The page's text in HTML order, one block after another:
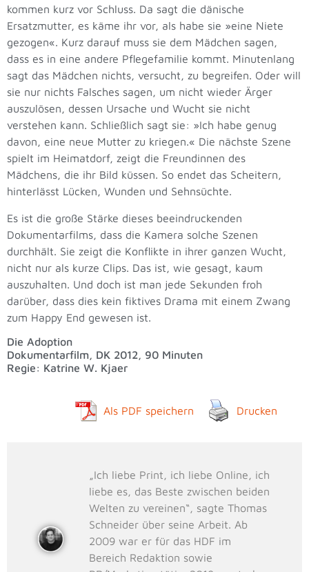
kommen kurz vor Schluss. Da sagt die dänische
Ersatzmutter, es käme ihr vor, als habe sie »eine Niete
gezogen«. Kurz darauf muss sie dem Mädchen sagen,
dass es in eine andere Pflegefamilie kommt. Minutenlang
sagt das Mädchen nichts, versucht, zu begreifen. Oder will
sie nur nichts Falsches sagen, um nicht wieder Ärger
auszulösen, dessen Ursache und Wucht sie nicht
verstehen kann. Schließlich sagt sie: »Ich habe genug
davon, eine neue Mutter zu kriegen.« Die nächste Szene
spielt im Heimatdorf, zeigt die Freundinnen des
Mädchens, die ihr Bild küssen. So endet das Scheitern,
hinterlässt Lücken, Wunden und Sehnsüchte.
Es ist die große Stärke dieses beeindruckenden
Dokumentarfilms, dass die Kamera solche Szenen
durchhält. Sie zeigt die Konflikte in ihrer ganzen Wucht,
nicht nur als kurze Clips. Das ist, wie gesagt, kaum
auszuhalten. Und doch ist man jede Sekunden froh
darüber, dass dies kein fiktives Drama mit einem Zwang
zum Happy End gewesen ist.
Die Adoption
Dokumentarfilm, DK 2012, 90 Minuten
Regie: Katrine W. Kjaer
Als PDF speichern Drucken
„Ich liebe Print, ich liebe Online, ich
liebe es, das Beste zwischen beiden
Welten zu vereinen“, sagte Thomas
Schneider über seine Arbeit. Ab
2009 war er für das HDF im
Bereich Redaktion sowie